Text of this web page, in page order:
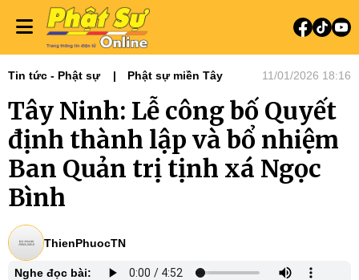
Tin tức - Phật sự Phật sự miền Tây 11/01/2026 18:16
Tây Ninh: Lễ công bố Quyết
định thành lập và bổ nhiệm
Ban Quản trị tịnh xá Ngọc
Bình
ThienPhuocTN
Nghe đọc bài: